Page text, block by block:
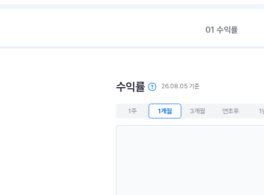
01 수익률
수익률 26.08.05 기준
1주 1개월 3개월 연초후 1